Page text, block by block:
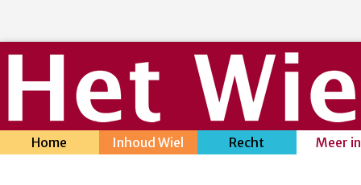
Home Inhoud Wiel Recht Meer